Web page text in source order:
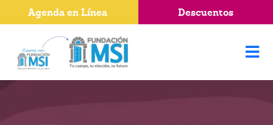
Agenda en Línea Descuentos